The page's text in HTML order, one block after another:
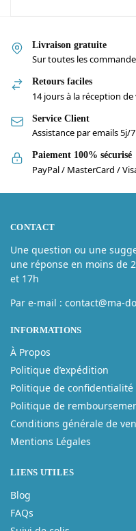
Livraison gratuite
Sur toutes les
Retours faciles
14 jours à la réception
Service Client
Assistance par emails 5j/
Paiement 100% sécurisé
PayPal / MasterCard /
CONTACT
Une question ou une
une réponse en moins de
et 17h
Par e-mail : contact@ma-
INFORMATIONS
À Propos
Politique d’expédition
Politique de confidentialité
Politique de
Conditions générale de
Mentions Légales
LIENS UTILES
Blog
FAQs